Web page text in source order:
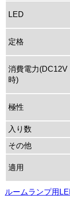
LED
定格
消費電力(DC12V
時)
極性
入り数
その他
適用
ルームランプ用